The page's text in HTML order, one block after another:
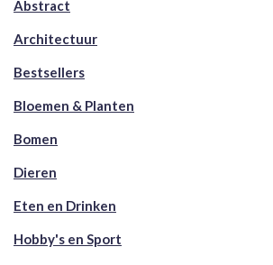
Abstract
Architectuur
Bestsellers
Bloemen & Planten
Bomen
Dieren
Eten en Drinken
Hobby's en Sport